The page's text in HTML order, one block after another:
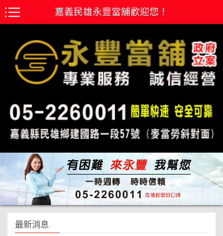
嘉義民雄永豐當舖歡迎您！
最新消息